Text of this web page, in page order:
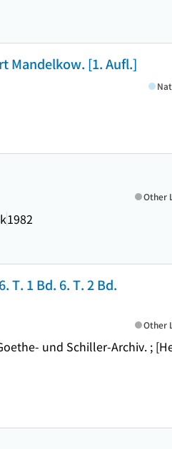
Mandelkow. [1. Aufl.]
1982
Other
T. 1 Bd. 6. T. 2 Bd.
und Schiller-Archiv. ;
Other